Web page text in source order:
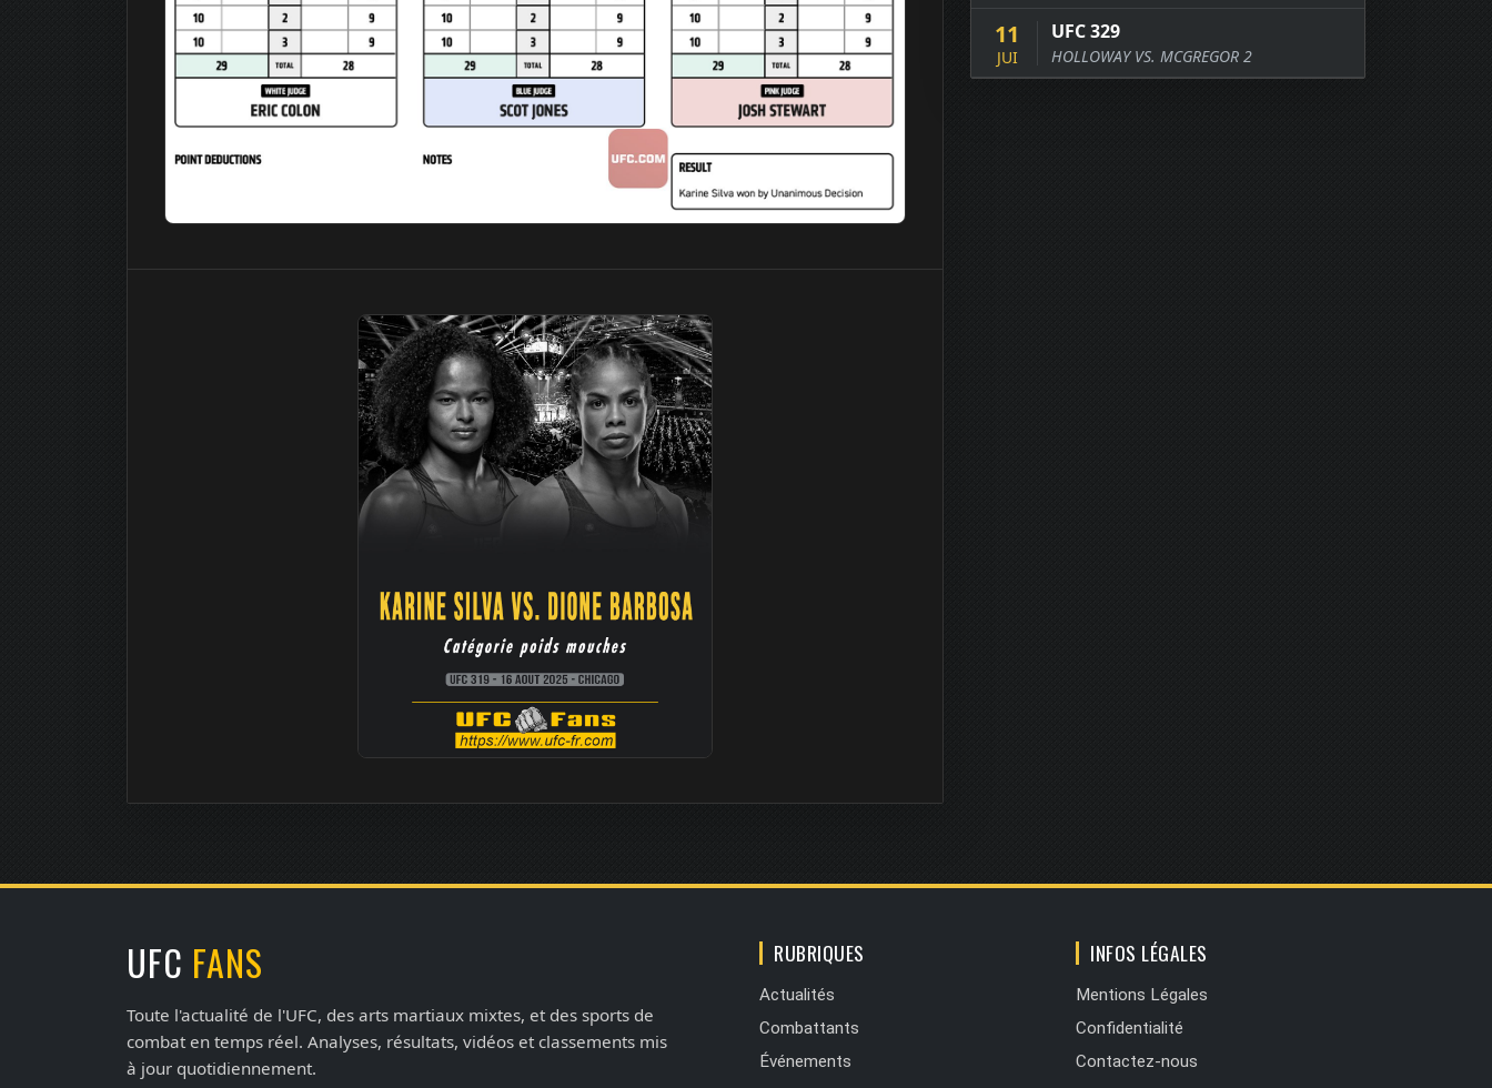
11
JUI
UFC 329
HOLLOWAY VS. MCGREGOR 2
UFC FANS
Toute l'actualité de l'UFC, des arts martiaux mixtes, et des sports de
combat en temps réel. Analyses, résultats, vidéos et classements mis
à jour quotidiennement.
RUBRIQUES
Actualités
Combattants
Événements
INFOS LÉGALES
Mentions Légales
Confidentialité
Contactez-nous